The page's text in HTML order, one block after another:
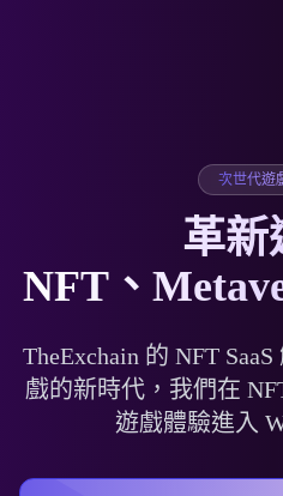
次世代遊
革新
NFT、
TheExchain 的 NFT
戲的新時代，我們在
遊戲體驗進入